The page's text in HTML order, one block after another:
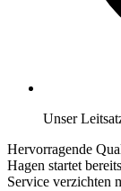
Unser
Hervorragende
Hagen startet
Service verzichten